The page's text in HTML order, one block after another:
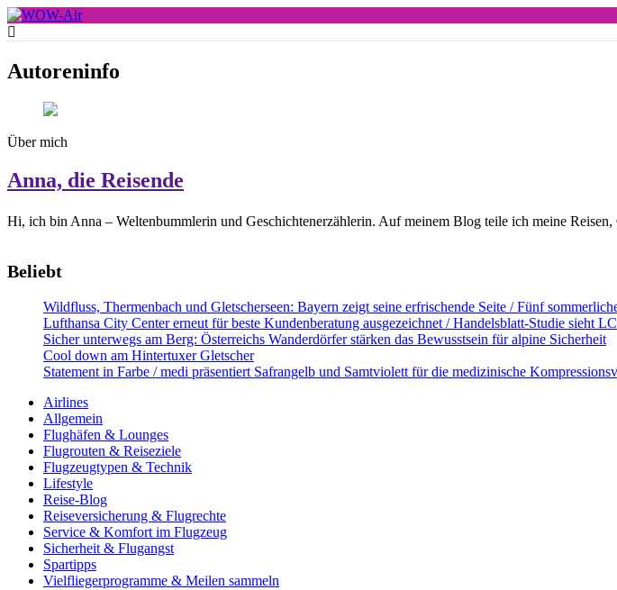
Skip
to
content
WOW-Air
Autoreninfo
Über mich
Anna, die Reisende
Hi, ich bin Anna – Weltenbummlerin und Geschichtenerzählerin. Auf meinem Blog teile ich meine
Beliebt
Wildfluss, Thermenbach und Gletscherseen: Bayern zeigt seine erfrischende Seite / Fünf
Lufthansa City Center erneut für beste Kundenberatung ausgezeichnet / Handelsblatt-Studie sieht
Sicher unterwegs am Berg: Österreichs Wanderdörfer stärken das Bewusstsein für alpine Sicherheit
Cool down am Hintertuxer Gletscher
Statement in Farbe / medi präsentiert Safrangelb und Samtviolett für die medizinische
Airlines
Allgemein
Flughäfen & Lounges
Flugrouten & Reiseziele
Flugzeugtypen & Technik
Lifestyle
Reise-Blog
Reiseversicherung & Flugrechte
Service & Komfort im Flugzeug
Sicherheit & Flugangst
Spartipps
Vielfliegerprogramme & Meilen sammeln